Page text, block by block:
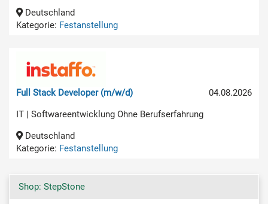
Deutschland
Kategorie: Festanstellung
04.08.2026
Full Stack Developer (m/w/d)
IT | Softwareentwicklung Ohne Berufserfahrung
Deutschland
Kategorie: Festanstellung
Shop: StepStone